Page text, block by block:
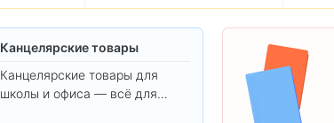
Канцелярские товары
Канцелярские товары для
школы и офиса — всё для